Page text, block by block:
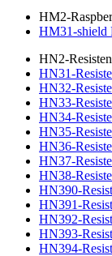
HM2-
HM31-shield
HN2-
HN31-
HN32-
HN33-
HN34-
HN35-
HN36-
HN37-
HN38-
HN390-
HN391-
HN392-
HN393-
HN394-